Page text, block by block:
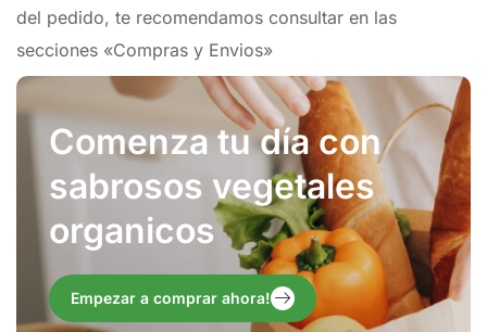
del pedido, te recomendamos consultar en las
secciones «Compras y Envios»
Comenza tu día con
sabrosos vegetales
organicos
Empezar a comprar ahora!